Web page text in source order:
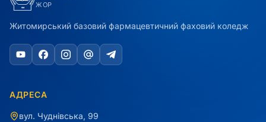
ЖОР
Житомирський базовий фармацевтичний фаховий коледж
АДРЕСА
вул. Чуднівська, 99